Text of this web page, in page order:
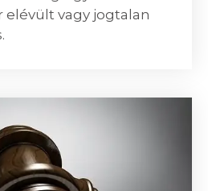
elévült vagy jogtalan